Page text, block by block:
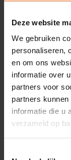
Deze website
We gebruiken
personaliseren,
en om ons
informatie over
partners voor
partners
informatie die u
verzameld op
Aan schone
ondernemers en
belastinggeld.
We kijken met
Bakker, Sanne
we kijken met
klaarstaat om